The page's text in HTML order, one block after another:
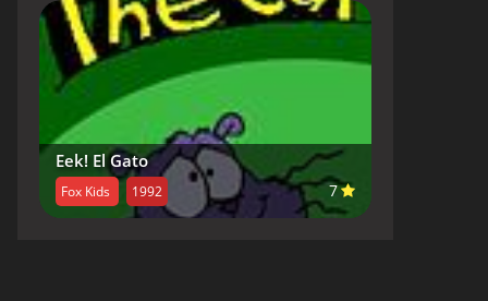
Eek! El Gato
Fox Kids 1992 7